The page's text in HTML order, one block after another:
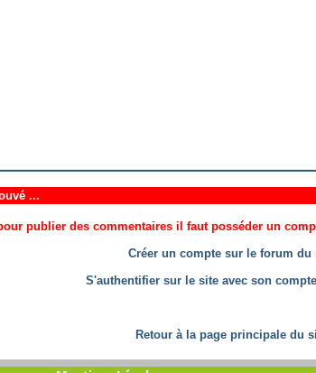
...
publier des commentaires il faut posséder un
Créer un compte sur le forum du
S'authentifier sur le site avec son
Retour à la page principale du